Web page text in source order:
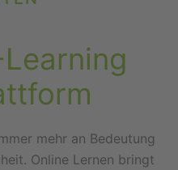
mehr an Bedeutung
Online Lernen bringt